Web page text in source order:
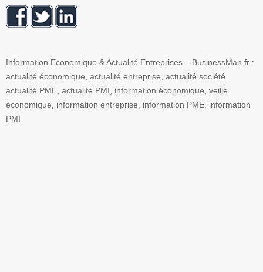
Information Economique & Actualité Entreprises – BusinessMan.fr :
actualité économique, actualité entreprise, actualité société,
actualité PME, actualité PMI, information économique, veille
économique, information entreprise, information PME, information
PMI